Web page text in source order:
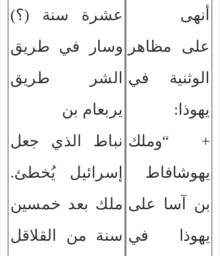
أنهى
على مظاهر
الوثنية في
يهوذا:
+ “وملك
يهوشافاط
بن آسا على
يهوذا في
عشرة سنة (؟)
وسار في طريق
الشر طريق
يربعام بن
نباط الذي جعل
إسرائيل يُخطئ.
ملك بعد خمسين
سنة من القلاقل